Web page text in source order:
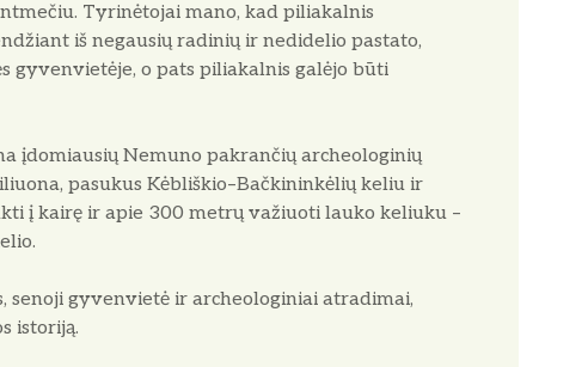
Tyrinėtojai mano, kad piliakalnis
iš negausių radinių ir nedidelio pastato,
gyvenvietėje, o pats piliakalnis galėjo būti
įdomiausių Nemuno pakrančių archeologinių
pasukus Kėbliškio–Bačkininkėlių keliu ir
į kairę ir apie 300 metrų važiuoti lauko keliuku –
senoji gyvenvietė ir archeologiniai atradimai,
istoriją.